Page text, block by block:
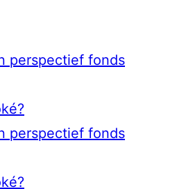
perspectief fonds
perspectief fonds